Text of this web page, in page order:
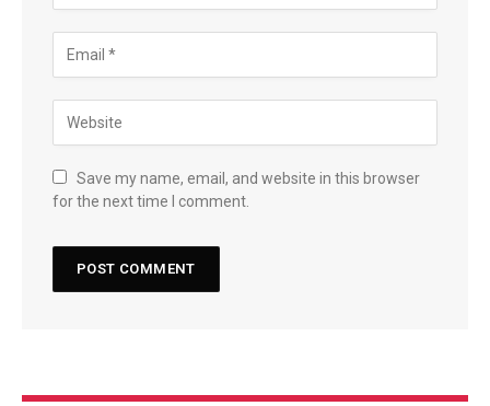
Save my name, email, and website in this browser
for the next time I comment.